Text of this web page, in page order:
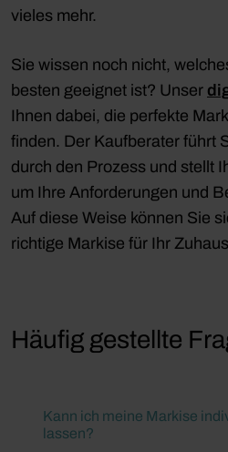
vieles mehr.
Sie wissen noch nicht,
besten geeignet ist? Unser
Ihnen dabei, die perfekte
finden. Der Kaufberater führt
durch den Prozess und stellt
um Ihre Anforderungen und
Auf diese Weise können Sie
richtige Markise für Ihr
Häufig gestellte
Kann ich meine Markise
lassen?